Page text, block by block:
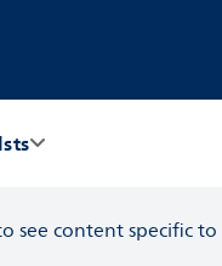
see content specific to